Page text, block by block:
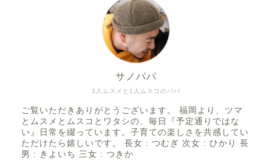
3人ムスメと1人ムスコのパパ
サノパパ
ご覧いただきありがとうございます。 福岡より、ツマ
とムスメとムスコとワタシの、毎日『予定通りではな
い』日常を綴っています。子育ての楽しさを共感してい
ただけたら嬉しいです。 長女 : つむぎ 次女 : ひかり 長
男 : きよいち 三女 : つきか